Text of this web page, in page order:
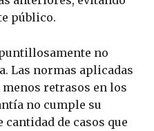
público.
no
Las normas aplicadas
retrasos en los
no cumple su
de casos que